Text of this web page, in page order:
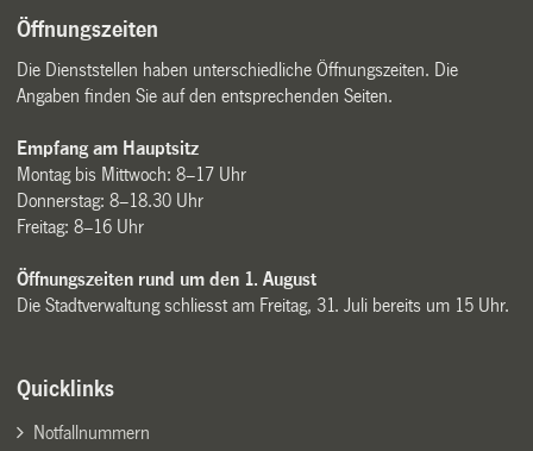
Öffnungszeiten
Die Dienststellen haben unterschiedliche Öffnungszeiten. Die
Angaben finden Sie auf den entsprechenden Seiten.
Empfang am Hauptsitz
Montag bis Mittwoch: 8–17 Uhr
Donnerstag: 8–18.30 Uhr
Freitag: 8–16 Uhr
Öffnungszeiten rund um den 1. August
Die Stadtverwaltung schliesst am Freitag, 31. Juli bereits um 15 Uhr.
Quicklinks
Notfallnummern